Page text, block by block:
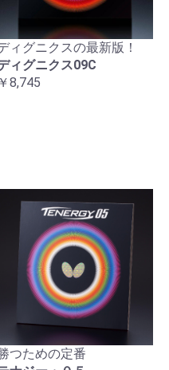
ィグニクスの最新版！
ィグニクス09C
￥8,745
つための定番